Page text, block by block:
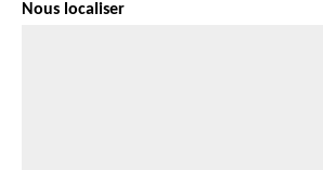
Nous localiser